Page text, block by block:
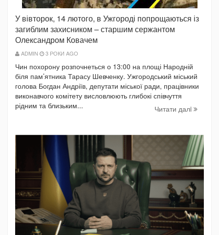
У вівторок, 14 лютого, в Ужгороді попрощаються із
загиблим захисником – старшим сержантом
Олександром Ковачем
ADMIN 3 РОКИ AGO
Чин похорону розпочнеться о 13:00 на площі Народній
біля пам’ятника Тарасу Шевченку. Ужгородський міський
голова Богдан Андріїв, депутати міської ради, працівники
виконавчого комітету висловлюють глибокі співчуття
рідним та близьким...
Читати далi